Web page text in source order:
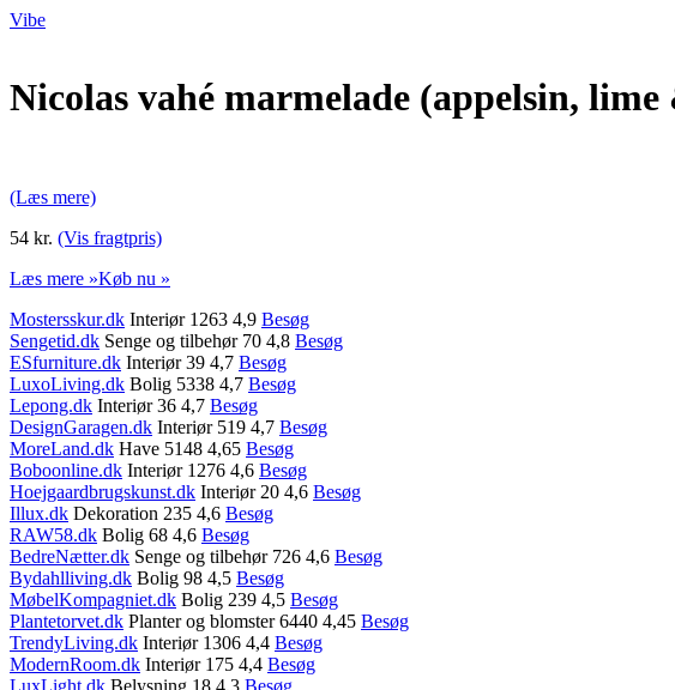
Vibe
Nicolas vahé marmelade (appelsin,
(Læs mere)
54 kr. (Vis fragtpris)
Læs mere »Køb nu »
Mostersskur.dk Interiør 1263 4,9 Besøg
Sengetid.dk Senge og tilbehør 70 4,8 Besøg
ESfurniture.dk Interiør 39 4,7 Besøg
LuxoLiving.dk Bolig 5338 4,7 Besøg
Lepong.dk Interiør 36 4,7 Besøg
DesignGaragen.dk Interiør 519 4,7 Besøg
MoreLand.dk Have 5148 4,65 Besøg
Boboonline.dk Interiør 1276 4,6 Besøg
Hoejgaardbrugskunst.dk Interiør 20 4,6 Besøg
Illux.dk Dekoration 235 4,6 Besøg
RAW58.dk Bolig 68 4,6 Besøg
BedreNætter.dk Senge og tilbehør 726 4,6 Besøg
Bydahlliving.dk Bolig 98 4,5 Besøg
MøbelKompagniet.dk Bolig 239 4,5 Besøg
Plantetorvet.dk Planter og blomster 6440 4,45 Besøg
TrendyLiving.dk Interiør 1306 4,4 Besøg
ModernRoom.dk Interiør 175 4,4 Besøg
LuxLight.dk Belysning 18 4,3 Besøg